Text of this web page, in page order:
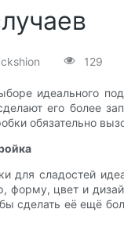
129
идеального
его более
обязательно
для сладостей
форму, цвет и
сделать её ещё